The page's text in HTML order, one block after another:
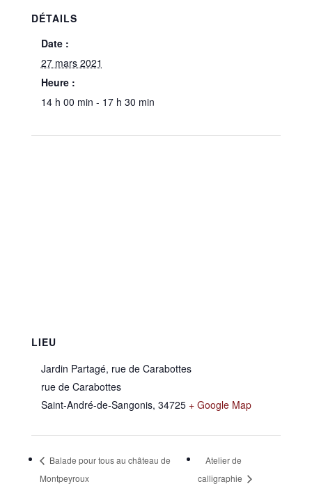
DÉTAILS
Date :
27 mars 2021
Heure :
14 h 00 min - 17 h 30 min
LIEU
Jardin Partagé, rue de Carabottes
rue de Carabottes
Saint-André-de-Sangonis, 34725 + Google Map
Balade pour tous au château de
Montpeyroux
Atelier de
calligraphie